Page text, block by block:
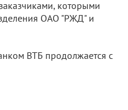
которыми
ОАО "РЖД" и
ВТБ продолжается с